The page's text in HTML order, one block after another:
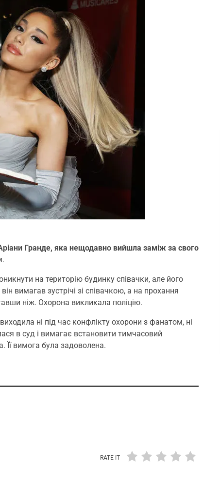
Гранде, яка нещодавно вийшла заміж за свого
на територію будинку співачки, але його
вимагав зустрічі зі співачкою, а на прохання
ніж. Охорона викликала поліцію.
ні під час конфлікту охорони з фанатом, ні
в суд і вимагає встановити тимчасовий
Її вимога була задоволена.
RATE IT